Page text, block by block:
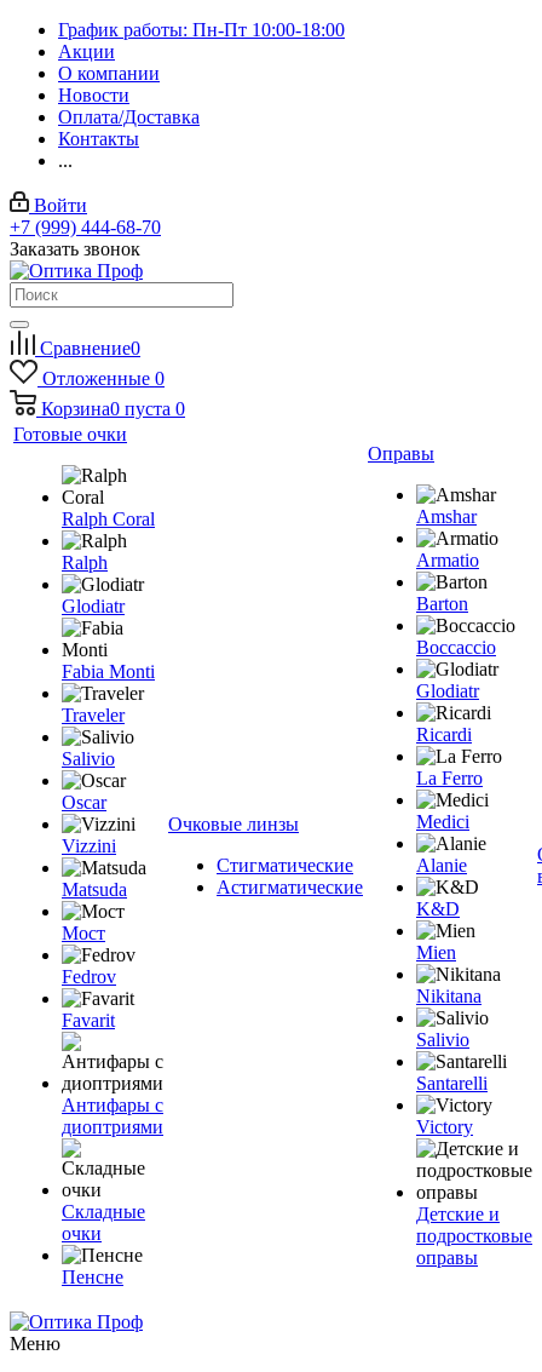
График работы: Пн-Пт 10:00-18:00
Акции
О компании
Новости
Оплата/Доставка
Контакты
...
Войти
+7 (999) 444-68-70
Заказать звонок
Сравнение0
Отложенные 0
Корзина0 пуста 0
Готовые очки
Ralph Coral
Ralph
Glodiatr
Fabia Monti
Traveler
Salivio
Oscar
Vizzini
Matsuda
Мост
Fedrov
Favarit
Антифары с
диоптриями
Складные
очки
Пенсне
Очковые линзы
Стигматические
Астигматические
Оправы
Amshar
Armatio
Barton
Boccaccio
Glodiatr
Ricardi
La Ferro
Medici
Alanie
K&D
Mien
Nikitana
Salivio
Santarelli
Victory
Детские и
подростковые
оправы
Меню